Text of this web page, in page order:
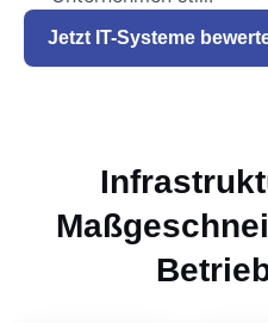
Jetzt IT-Systeme